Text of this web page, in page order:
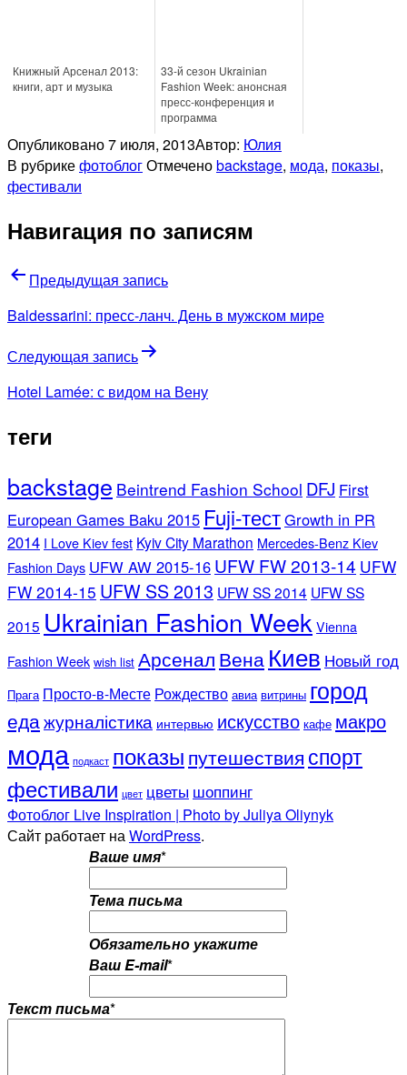
Книжный Арсенал 2013:
книги, арт и музыка
33-й сезон Ukrainian
Fashion Week: анонсная
пресс-конференция и
программа
Опубликовано7 июля, 2013Автор: Юлия
В рубрикефотоблогОтмеченоbackstage, мода, показы,
фестивали
Навигация по записям
Предыдущая запись
Baldessarini: пресс-ланч. День в мужском мире
Следующая запись
Hotel Lamée: с видом на Вену
теги
backstage Beintrend Fashion School DFJ First
European Games Baku 2015 Fuji-тестGrowth in PR
2014 I Love Kiev fest Kyiv City Marathon Mercedes-Benz Kiev
Fashion Days UFW AW 2015-16 UFW FW 2013-14 UFW
FW 2014-15 UFW SS 2013 UFW SS 2014 UFW SS
2015 Ukrainian Fashion Week Vienna
Fashion Week wish list Арсенал Вена Киев Новый год
Прага Просто-в-Месте Рождество авиа витрины город
едажурналістика интервью искусство кафе макро
мода подкаст показы путешествия спорт
фестивали цвет цветы шоппинг
Фотоблог Live Inspiration | Photo by Juliya Oliynyk
Сайт работает наWordPress.
Ваше имя*
Тема письма
Обязательно укажите
Ваш E-mail*
Текст письма*